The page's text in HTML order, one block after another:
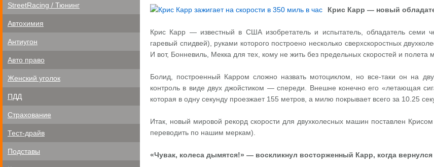
StreetRacing / Тюнинг
Автохимия
Антиугон
Авто право
Женский уголок
ПДД
Страхование
Тест-драйв
Подставы
Крис Карр — новый
Крис Карр — известный в США изобретатель и испытатель, обладатель семи
гаревый спидвей), руками которого построено несколько сверхскоростных
И вот, Бонневиль, Мекка для тех, кому не жить без предельных скоростей и полета
Болид, построенный Карром сложно назвать мотоциклом, но все-таки он на
контроль в виде двух джойстиком — спереди. Внешне конечно его «летающая
которая в одну секунду проезжает 155 метров, а милю покрывает всего за 10.25
Итак, новый мировой рекорд скорости для двухколесных машин поставлен
переводить по нашим меркам).
«Чувак, колеса дымятся!» — воскликнул восторженный Карр, когда